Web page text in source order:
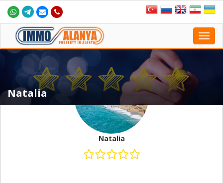
Natalia
Natalia